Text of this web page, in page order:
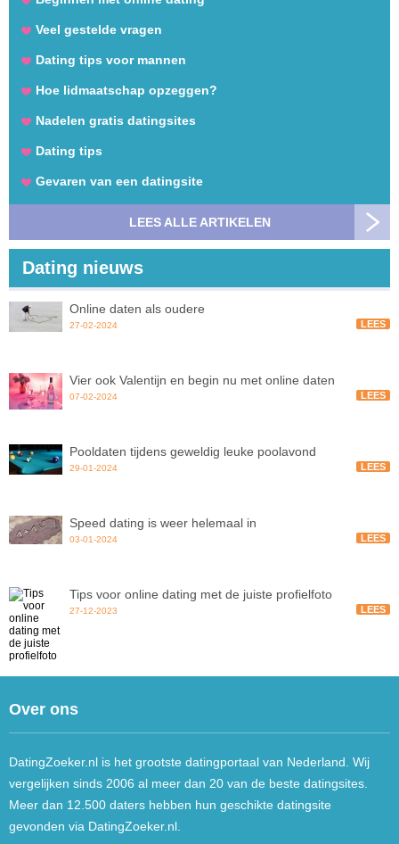
Veel gestelde vragen
Dating tips voor mannen
Hoe lidmaatschap opzeggen?
Nadelen gratis datingsites
Dating tips
Gevaren van een datingsite
LEES ALLE ARTIKELEN
Dating nieuws
Online daten als oudere
27-02-2024 LEES
Vier ook Valentijn en begin nu met online daten
07-02-2024 LEES
Pooldaten tijdens geweldig leuke poolavond
29-01-2024 LEES
Speed dating is weer helemaal in
03-01-2024 LEES
Tips voor online dating met de juiste profielfoto
27-12-2023 LEES
Over ons
DatingZoeker.nl is het grootste datingportaal van Nederland. Wij
vergelijken sinds 2006 al meer dan 20 van de beste datingsites.
Meer dan 12.500 daters hebben hun geschikte datingsite
gevonden via DatingZoeker.nl.